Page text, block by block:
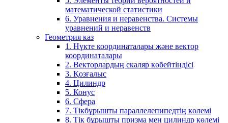
математической статистики
6. Уравнения и неравенства. Системы
уравнений и неравенств
Геометрия каз
1. Нүкте координаталары және вектор
координаталары
2. Векторлардың скаляр көбейтіндісі
3. Қозғалыс
4. Цилиндр
5. Конус
6. Сфера
7. Тікбұрышты параллелепипедтің көлемі
8. Тік бұрышты призма мен цилиндр көлемі